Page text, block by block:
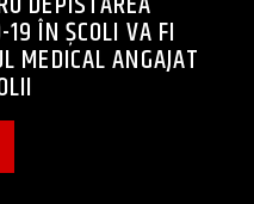
19 ÎN ȘCOLI VA FI
MEDICAL ANGAJAT